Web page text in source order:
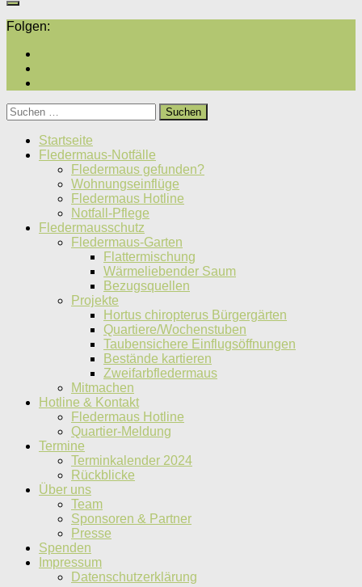
Folgen:
Suchen
nach:
Startseite
Fledermaus-Notfälle
Fledermaus gefunden?
Wohnungseinflüge
Fledermaus Hotline
Notfall-Pflege
Fledermausschutz
Fledermaus-Garten
Flattermischung
Wärmeliebender Saum
Bezugsquellen
Projekte
Hortus chiropterus Bürgergärten
Quartiere/Wochenstuben
Taubensichere Einflugsöffnungen
Bestände kartieren
Zweifarbfledermaus
Mitmachen
Hotline & Kontakt
Fledermaus Hotline
Quartier-Meldung
Termine
Terminkalender 2024
Rückblicke
Über uns
Team
Sponsoren & Partner
Presse
Spenden
Impressum
Datenschutzerklärung